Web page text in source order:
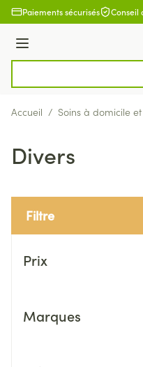
Aller au contenu
Paiements sécurisés Conseil
Menu
Accueil / Soins à domicile
Divers
Filtre
Prix
Marques